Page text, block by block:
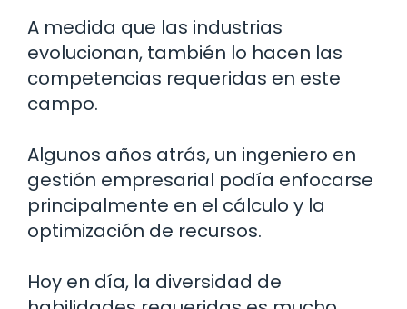
A medida que las industrias
evolucionan, también lo hacen las
competencias requeridas en este
campo.
Algunos años atrás, un ingeniero en
gestión empresarial podía enfocarse
principalmente en el cálculo y la
optimización de recursos.
Hoy en día, la diversidad de